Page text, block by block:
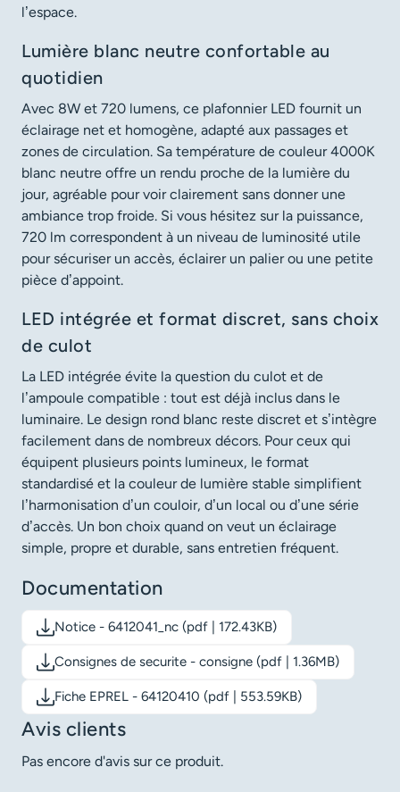
l’espace.
Lumière blanc neutre confortable au
quotidien
Avec 8W et 720 lumens, ce plafonnier LED fournit un
éclairage net et homogène, adapté aux passages et
zones de circulation. Sa température de couleur 4000K
blanc neutre offre un rendu proche de la lumière du
jour, agréable pour voir clairement sans donner une
ambiance trop froide. Si vous hésitez sur la puissance,
720 lm correspondent à un niveau de luminosité utile
pour sécuriser un accès, éclairer un palier ou une petite
pièce d’appoint.
LED intégrée et format discret, sans choix
de culot
La LED intégrée évite la question du culot et de
l’ampoule compatible : tout est déjà inclus dans le
luminaire. Le design rond blanc reste discret et s’intègre
facilement dans de nombreux décors. Pour ceux qui
équipent plusieurs points lumineux, le format
standardisé et la couleur de lumière stable simplifient
l’harmonisation d’un couloir, d’un local ou d’une série
d’accès. Un bon choix quand on veut un éclairage
simple, propre et durable, sans entretien fréquent.
Documentation
Notice - 6412041_nc (pdf | 172.43KB)
Télécharger le document: Notice - 6412041_nc
Consignes de securite - consigne (pdf | 1.36MB)
Télécharger le document: Consignes de securite - consigne
Fiche EPREL - 64120410 (pdf | 553.59KB)
Télécharger le document: Fiche EPREL - 64120410
Avis clients
Pas encore d'avis sur ce produit.